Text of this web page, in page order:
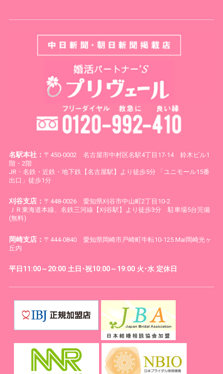
名駅本社： 〒450-0002 名古屋市中村区名駅4丁目17-14 鈴木ビル1
階・2階
JR・名鉄・近鉄・地下鉄【名古屋駅】より徒歩5分 「ユニモール15番
出口」徒歩1分
刈谷支店： 〒448-0026 愛知県刈谷市中山町2丁目10-2
ＪＲ東海道本線、名鉄三河線【刈谷駅】より徒歩3分 駐車場5台完備
(無料)
岡崎支店： 〒444-0840 愛知県岡崎市戸崎町牛転10-125 Mai岡崎光ヶ
丘内
平日11:00～20:00 土日･祝10:00～19:00 火･水 定休日